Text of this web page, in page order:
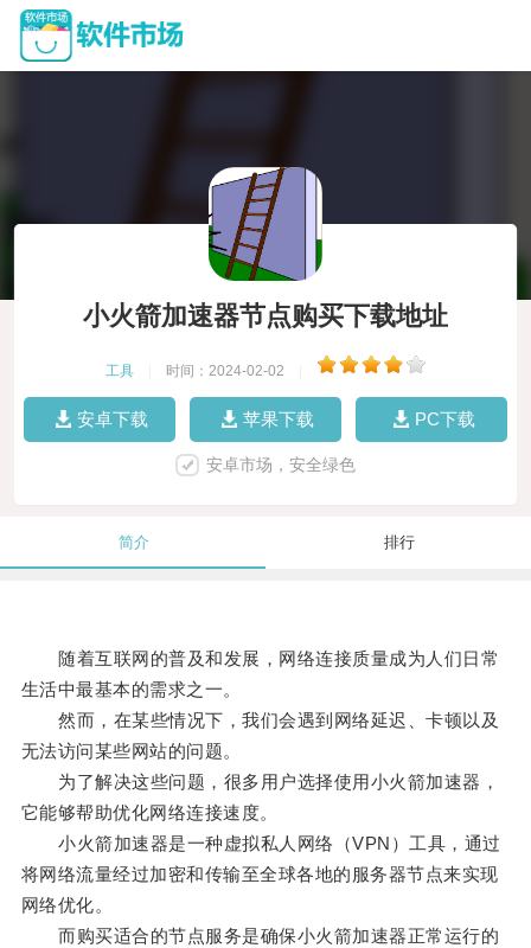
小火箭加速器节点购买下载地址
工具 时间：2024-02-02
安卓下载 苹果下载 PC下载
安卓市场，安全绿色
简介 排行
随着互联网的普及和发展，网络连接质量成为人们日常
生活中最基本的需求之一。
然而，在某些情况下，我们会遇到网络延迟、卡顿以及
无法访问某些网站的问题。
为了解决这些问题，很多用户选择使用小火箭加速器，
它能够帮助优化网络连接速度。
小火箭加速器是一种虚拟私人网络（VPN）工具，通过
将网络流量经过加密和传输至全球各地的服务器节点来实现
网络优化。
而购买适合的节点服务是确保小火箭加速器正常运行的